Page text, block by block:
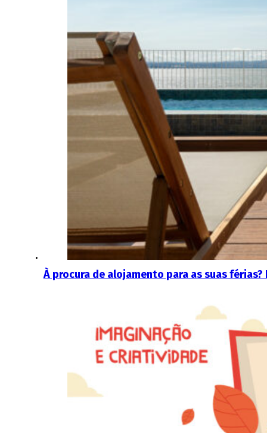
À procura de alojamento para as suas